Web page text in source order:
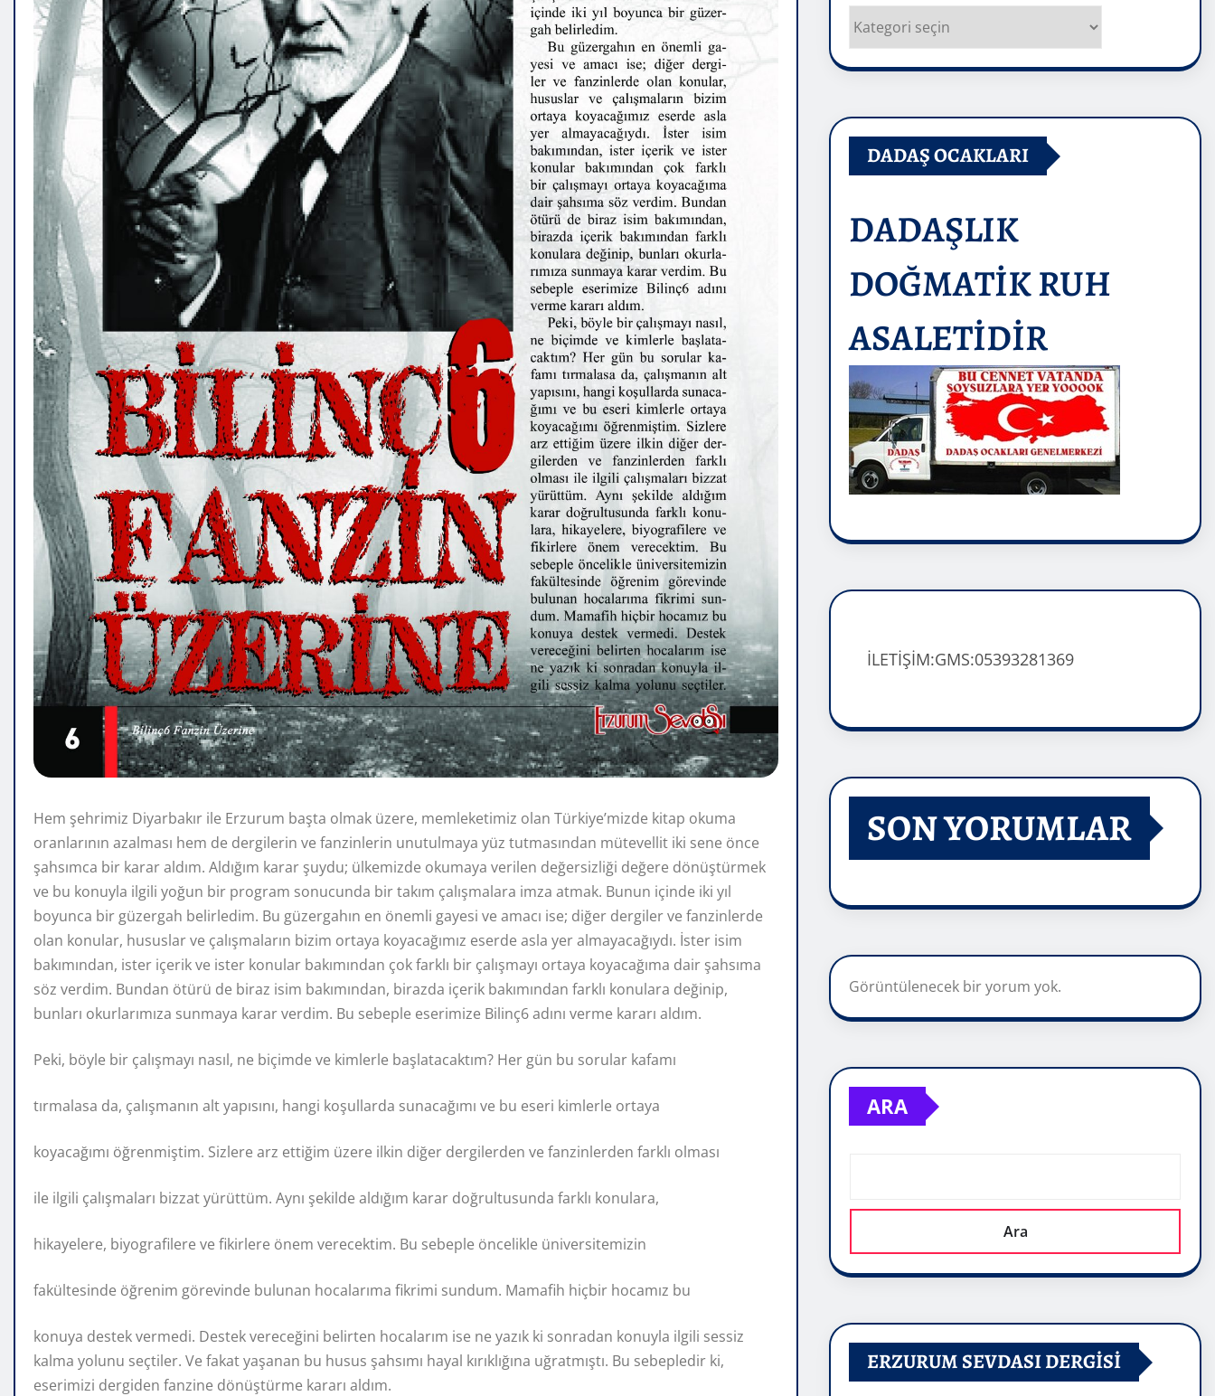
Hem şehrimiz Diyarbakır ile Erzurum başta olmak üzere, memleketimiz olan Türkiye’mizde kitap okuma
oranlarının azalması hem de dergilerin ve fanzinlerin unutulmaya yüz tutmasından mütevellit iki sene önce
şahsımca bir karar aldım. Aldığım karar şuydu; ülkemizde okumaya verilen değersizliği değere dönüştürmek
ve bu konuyla ilgili yoğun bir program sonucunda bir takım çalışmalara imza atmak. Bunun içinde iki yıl
boyunca bir güzergah belirledim. Bu güzergahın en önemli gayesi ve amacı ise; diğer dergiler ve fanzinlerde
olan konular, hususlar ve çalışmaların bizim ortaya koyacağımız eserde asla yer almayacağıydı. İster isim
bakımından, ister içerik ve ister konular bakımından çok farklı bir çalışmayı ortaya koyacağıma dair şahsıma
söz verdim. Bundan ötürü de biraz isim bakımından, birazda içerik bakımından farklı konulara değinip,
bunları okurlarımıza sunmaya karar verdim. Bu sebeple eserimize Bilinç6 adını verme kararı aldım.
Peki, böyle bir çalışmayı nasıl, ne biçimde ve kimlerle başlatacaktım? Her gün bu sorular kafamı
tırmalasa da, çalışmanın alt yapısını, hangi koşullarda sunacağımı ve bu eseri kimlerle ortaya
koyacağımı öğrenmiştim. Sizlere arz ettiğim üzere ilkin diğer dergilerden ve fanzinlerden farklı olması
ile ilgili çalışmaları bizzat yürüttüm. Aynı şekilde aldığım karar doğrultusunda farklı konulara,
hikayelere, biyografilere ve fikirlere önem verecektim. Bu sebeple öncelikle üniversitemizin
fakültesinde öğrenim görevinde bulunan hocalarıma fikrimi sundum. Mamafih hiçbir hocamız bu
konuya destek vermedi. Destek vereceğini belirten hocalarım ise ne yazık ki sonradan konuyla ilgili sessiz
kalma yolunu seçtiler. Ve fakat yaşanan bu husus şahsımı hayal kırıklığına uğratmıştı. Bu sebepledir ki,
eserimizi dergiden fanzine dönüştürme kararı aldım.
Kategoriler
DADAŞ OCAKLARI
DADAŞLIK
DOĞMATİK RUH
ASALETİDİR
İLETİŞİM:GMS:05393281369
SON YORUMLAR
Görüntülenecek bir yorum yok.
ARA
Ara
ERZURUM SEVDASI DERGİSİ